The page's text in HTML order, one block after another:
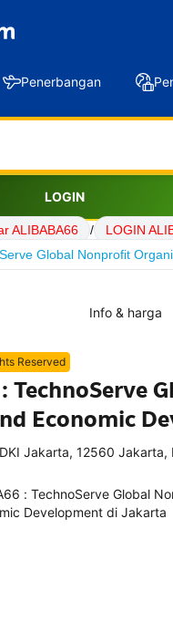
Penerbangan
LOGIN
ALIBABA66 / LOGIN
Global Nonprofit
Info & harga
Reserved
TechnoServe
Economic
Jakarta, 12560 Jakarta,